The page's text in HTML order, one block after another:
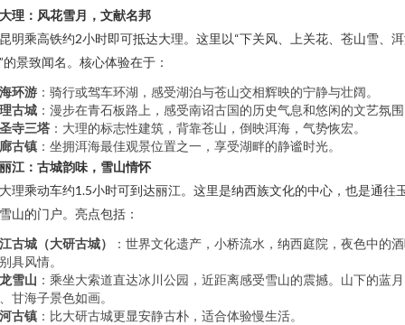
大理：风花雪月，文献名邦
明乘高铁约2小时即可抵达大理。这里以“下关风、上关花、苍山雪、
的景致闻名。核心体验在于：
环游 ：骑行或驾车环湖，感受湖泊与苍山交相辉映的宁静与壮阔。
古城 ：漫步在青石板路上，感受南诏古国的历史气息和悠闲的文艺氛
寺三塔 ：大理的标志性建筑，背靠苍山，倒映洱海，气势恢宏。
古镇 ：坐拥洱海最佳观景位置之一，享受湖畔的静谧时光。
丽江：古城韵味，雪山情怀
理乘动车约1.5小时可到达丽江。这里是纳西族文化的中心，也是通往
山的门户。亮点包括：
古城（大研古城）
：世界文化遗产，小桥流水，纳西庭院，夜色中的
具风情。
雪山 ：乘坐大索道直达冰川公园，近距离感受雪山的震撼。山下的蓝月
甘海子景色如画。
古镇 ：比大研古城更显安静古朴，适合体验慢生活。